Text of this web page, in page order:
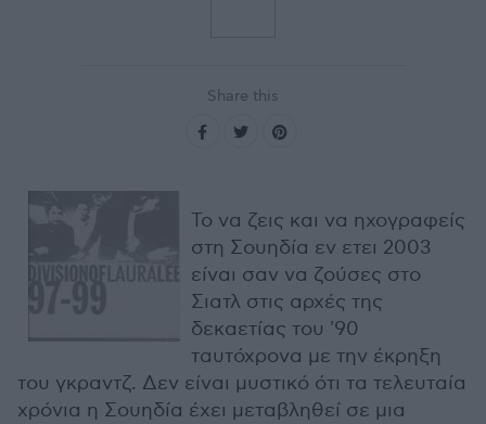
Share this
Το να ζεις και να ηχογραφείς
στη Σουηδία εν ετει 2003
είναι σαν να ζούσες στο
Σιατλ στις αρχές της
δεκαετίας του '90
ταυτόχρονα με την έκρηξη
του γκραντζ. Δεν είναι μυστικό ότι τα τελευταία
χρόνια η Σουηδία έχει μεταβληθεί σε μια